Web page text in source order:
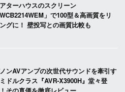
ターハウスのスクリーン
WCB2214WEM」で100型＆高画質をリ
グに！ 壁投写との画質比較も
ンAVアンプの次世代サウンドを牽引す
ドルクラス『AVR-X3900H』堂々登